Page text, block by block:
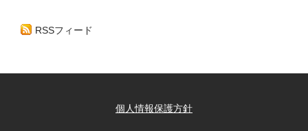
RSSフィード
個人情報保護方針